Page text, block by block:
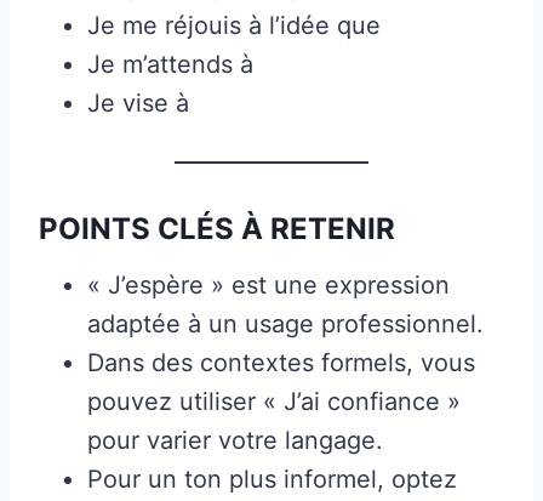
Je me réjouis à l’idée que
Je m’attends à
Je vise à
POINTS CLÉS À RETENIR
« J’espère » est une expression
adaptée à un usage professionnel.
Dans des contextes formels, vous
pouvez utiliser « J’ai confiance »
pour varier votre langage.
Pour un ton plus informel, optez